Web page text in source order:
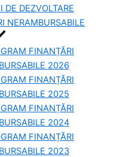
DE DEZVOLTARE
NERAMBURSABILE
FINANȚĂRI
2026
FINANȚĂRI
2025
FINANȚĂRI
2024
FINANȚĂRI
2023